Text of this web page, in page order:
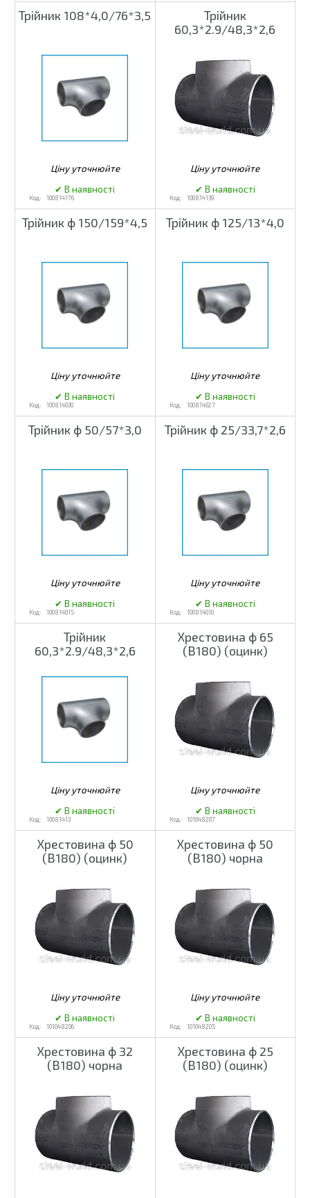
Трійник 108*4,0/76*3,5
100814176
Трійник
60,3*2.9/48,3*2,6
100814139
Трійник ф 150/159*4,5
100814030
Трійник ф 125/13*4,0
100814027
Трійник ф 50/57*3,0
100814015
Трійник ф 25/33,7*2,6
100814010
Трійник
60,3*2.9/48,3*2,6
10081413
Хрестовина ф 65
(В180) (оцинк)
101048207
Хрестовина ф 50
(В180) (оцинк)
101048206
Хрестовина ф 50
(В180) чорна
101048205
Хрестовина ф 32
(В180) чорна
Хрестовина ф 25
(В180) (оцинк)